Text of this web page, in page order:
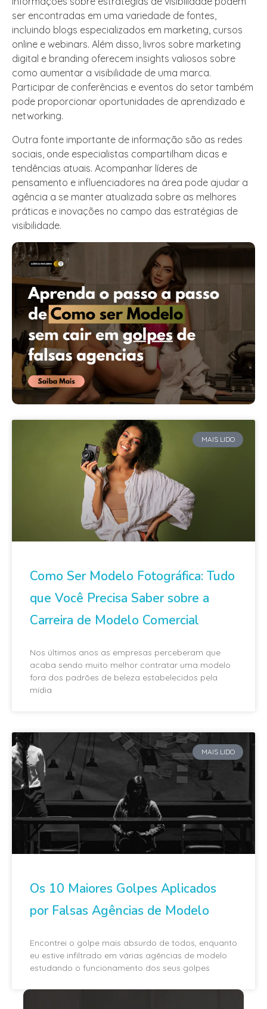
ser encontradas em uma variedade de fontes,
incluindo blogs especializados em marketing, cursos
online e webinars. Além disso, livros sobre marketing
digital e branding oferecem insights valiosos sobre
como aumentar a visibilidade de uma marca.
Participar de conferências e eventos do setor também
pode proporcionar oportunidades de aprendizado e
networking.
Outra fonte importante de informação são as redes
sociais, onde especialistas compartilham dicas e
tendências atuais. Acompanhar líderes de
pensamento e influenciadores na área pode ajudar a
agência a se manter atualizada sobre as melhores
práticas e inovações no campo das estratégias de
visibilidade.
MAIS LIDO
Como Ser Modelo Fotográfica: Tudo
que Você Precisa Saber sobre a
Carreira de Modelo Comercial
Nos últimos anos as empresas perceberam que
acaba sendo muito melhor contratar uma modelo
fora dos padrões de beleza estabelecidos pela
mídia
MAIS LIDO
Os 10 Maiores Golpes Aplicados
por Falsas Agências de Modelo
Encontrei o golpe mais absurdo de todos, enquanto
eu estive infiltrado em várias agências de modelo
estudando o funcionamento dos seus golpes